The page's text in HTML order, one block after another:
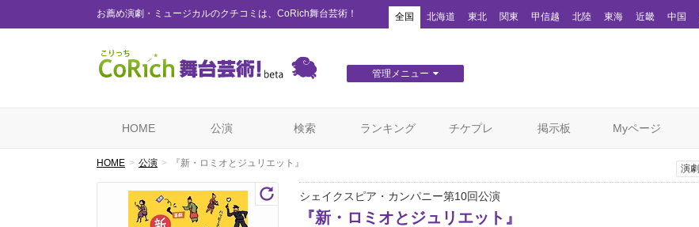
お薦め演劇・ミュージカルのクチコミは、CoRich舞台芸術！ 全国 北海道 東北 関東 甲信越 北陸 東海 近畿 中国
管理メニュー
HOME 公演 検索 ランキング チケプレ 掲示板 Myページ
HOME 公演 『新・ロミオとジュリエット』 演劇
シェイクスピア・カンパニー第10回公演
『新・ロミオとジュリエット』